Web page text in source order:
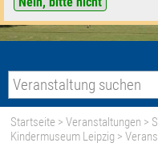
Startseite >Veranstaltungen >
Kindermuseum Leipzig >